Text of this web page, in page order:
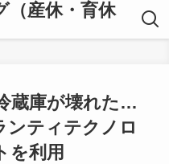
（産休・育休
蔵庫が壊れた…
ンティテクノロ
を利用